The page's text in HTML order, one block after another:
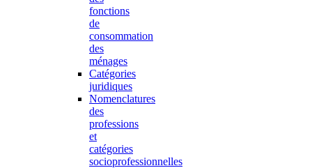
fonctions
de
consommation
des
ménages
Catégories
juridiques
Nomenclatures
des
professions
et
catégories
socioprofessionnelles